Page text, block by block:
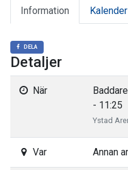
Information Kalender
DELA
Detaljer
När
- 11:25
Ystad
Var Annan